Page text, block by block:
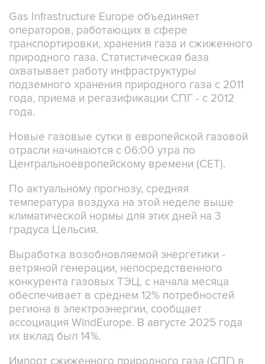
Gas Infrastructure Europe объединяет
операторов, работающих в сфере
транспортировки, хранения газа и сжиженного
природного газа. Статистическая база
охватывает работу инфраструктуры
подземного хранения природного газа с 2011
года, приема и регазификации СПГ - с 2012
года.
Новые газовые сутки в европейской газовой
отрасли начинаются c 06:00 утра по
Центральноевропейскому времени (CET).
По актуальному прогнозу, средняя
температура воздуха на этой неделе выше
климатической нормы для этих дней на 3
градуса Цельсия.
Выработка возобновляемой энергетики -
ветряной генерации, непосредственного
конкурента газовых ТЭЦ, с начала месяца
обеспечивает в среднем 12% потребностей
региона в электроэнергии, сообщает
ассоциация WindEurope. В августе 2025 года
их вклад был 14%.